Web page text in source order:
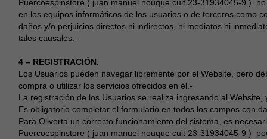
Puercoespinstore ( juan manuel nouque cuit 23-31934045-9 )
en los equipos informáticos de los usuarios o de terceros como
daños y/o perjuicios directos ni indirectos, ni mediatos ni
tales causales.-
4 – REGISTRACIÓN.
Los Usuarios pueden navegar libremente por el Website, pero
compra o utilizar los servicios ofrecidos en él.-
La registración de los Usuarios se realiza ingresando al Website,
Es obligatorio completar el formulario en todos los campos con
Para Oliverta un correcto funcionamiento del sistema, es
Puercoespinstore ( juan manuel nouque cuit 23-31934045-9 )